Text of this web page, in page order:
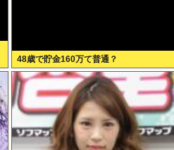
48歳で貯金160万て普通？